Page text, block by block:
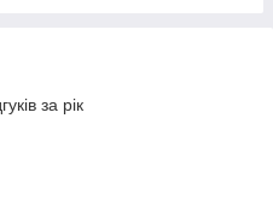
за рік